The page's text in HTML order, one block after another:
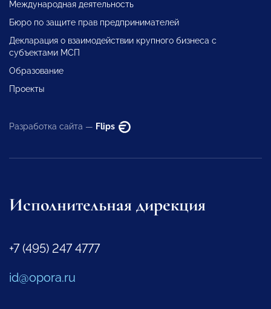
Международная деятельность
Бюро по защите прав предпринимателей
Декларация о взаимодействии крупного бизнеса с
субъектами МСП
Образование
Проекты
Разработка сайта — Flips
Исполнительная дирекция
+7 (495) 247 4777
id@opora.ru